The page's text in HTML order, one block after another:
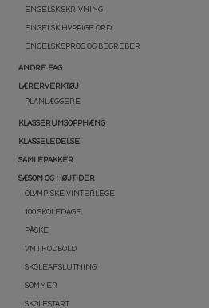
ENGELSK SKRIVNING
ENGELSK HYPPIGE ORD
ENGELSK SPROG OG BEGREBER
ANDRE FAG
LÆRERVERKTØJ
PLANLÆGGERE
KLASSERUMSOPPHÆNG
KLASSELEDELSE
SAMLEPAKKER
SÆSON OG HØJTIDER
OLYMPISKE VINTERLEGE
100 SKOLEDAGE
PÅSKE
VM I FODBOLD
SKOLEAFSLUTNING
SOMMER
SKOLESTART